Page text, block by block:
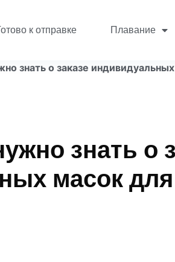
к отправке Плавание
знать о заказе
знать о
масок